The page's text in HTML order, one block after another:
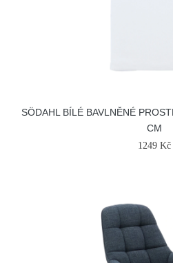
SÖDAHL BÍLÉ BAVLNĚNÉ
CM
1249 Kč